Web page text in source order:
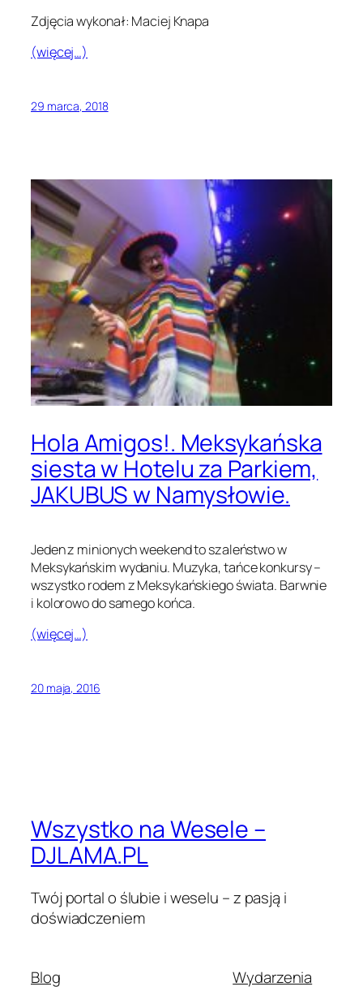
Zdjęcia wykonał: Maciej Knapa
(więcej…)
29 marca, 2018
Hola Amigos!. Meksykańska
siesta w Hotelu za Parkiem,
JAKUBUS w Namysłowie.
Jeden z minionych weekend to szaleństwo w
Meksykańskim wydaniu. Muzyka, tańce konkursy –
wszystko rodem z Meksykańskiego świata. Barwnie
i kolorowo do samego końca.
(więcej…)
20 maja, 2016
Wszystko na Wesele –
DJLAMA.PL
Twój portal o ślubie i weselu – z pasją i
doświadczeniem
Blog
Wydarzenia